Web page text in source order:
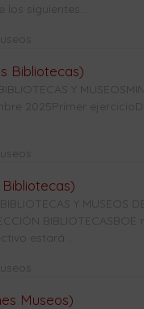
siguientes...
Bibliotecas)
Y
2025Primer
Y MUSEOS
estará ...
Museos)